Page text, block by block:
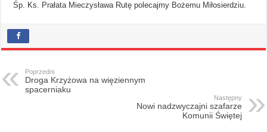
Śp. Ks. Prałata Mieczysława Rutę polecajmy Bożemu Miłosierdziu.
Poprzedni
Droga Krzyżowa na więziennym
spacerniaku
Następny
Nowi nadzwyczajni szafarze
Komunii Świętej